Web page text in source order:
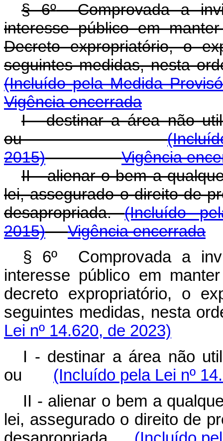
§ 6ºComprovada a
interesse público em
Decreto expropriatório, o
seguintes medidas,
(Incluído pela Medida
Vigência encerrada
I - destinar a área não
ou
2015)
Vigência
II - alienar o bem a
lei, assegurado o direito de
desapropriada.(Incluído
2015)
Vigência encerrada
§ 6º Comprovada a
interesse público em
decreto expropriatório, o
seguintes medidas, nesta
Lei nº 14.620, de 2023)
I - destinar a área não
ou (Incluído pela Lei nº
II - alienar o bem a
lei, assegurado o direito de